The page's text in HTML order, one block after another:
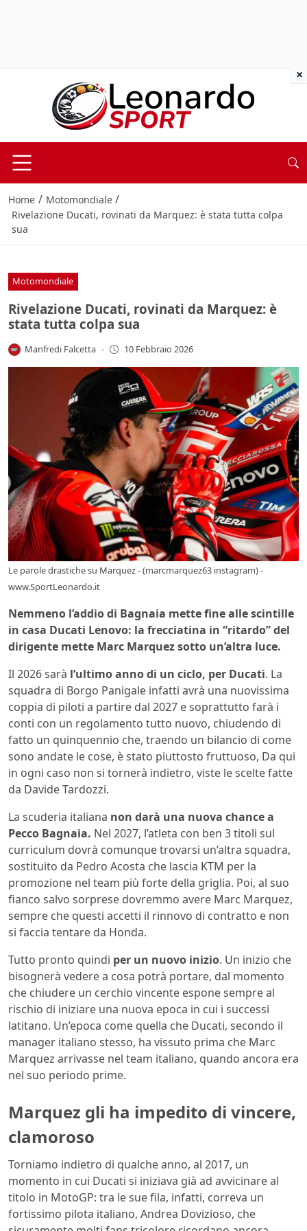
Home / Motomondiale /
Rivelazione Ducati, rovinati da Marquez: è stata tutta colpa
sua
Motomondiale
Rivelazione Ducati, rovinati da Marquez: è
stata tutta colpa sua
Manfredi Falcetta - 10 Febbraio 2026
Le parole drastiche su Marquez - (marcmarquez63 instagram) -
www.SportLeonardo.it
Nemmeno l’addio di Bagnaia mette fine alle scintille
in casa Ducati Lenovo: la frecciatina in “ritardo” del
dirigente mette Marc Marquez sotto un’altra luce.
Il 2026 sarà l’ultimo anno di un ciclo, per Ducati. La
squadra di Borgo Panigale infatti avrà una nuovissima
coppia di piloti a partire dal 2027 e soprattutto farà i
conti con un regolamento tutto nuovo, chiudendo di
fatto un quinquennio che, traendo un bilancio di come
sono andate le cose, è stato piuttosto fruttuoso, Da qui
in ogni caso non si tornerà indietro, viste le scelte fatte
da Davide Tardozzi.
La scuderia italiana non darà una nuova chance a
Pecco Bagnaia. Nel 2027, l’atleta con ben 3 titoli sul
curriculum dovrà comunque trovarsi un’altra squadra,
sostituito da Pedro Acosta che lascia KTM per la
promozione nel team più forte della griglia. Poi, al suo
fianco salvo sorprese dovremmo avere Marc Marquez,
sempre che questi accetti il rinnovo di contratto e non
si faccia tentare da Honda.
Tutto pronto quindi per un nuovo inizio. Un inizio che
bisognerà vedere a cosa potrà portare, dal momento
che chiudere un cerchio vincente espone sempre al
rischio di iniziare una nuova epoca in cui i successi
latitano. Un’epoca come quella che Ducati, secondo il
manager italiano stesso, ha vissuto prima che Marc
Marquez arrivasse nel team italiano, quando ancora era
nel suo periodo prime.
Marquez gli ha impedito di vincere,
clamoroso
Torniamo indietro di qualche anno, al 2017, un
momento in cui Ducati si iniziava già ad avvicinare al
titolo in MotoGP: tra le sue fila, infatti, correva un
fortissimo pilota italiano, Andrea Dovizioso, che
×